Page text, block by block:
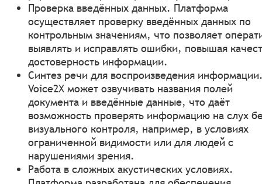
Проверка введённых данных. Платформа
осуществляет проверку введённых данных по
контрольным значениям, что позволяет
выявлять и исправлять ошибки, повышая
достоверность информации.
Синтез речи для воспроизведения
Voice2X может озвучивать названия полей
документа и введённые данные, что даёт
возможность проверять информацию на слух
визуального контроля, например, в условиях
ограниченной видимости или для людей с
нарушениями зрения.
Работа в сложных акустических условиях.